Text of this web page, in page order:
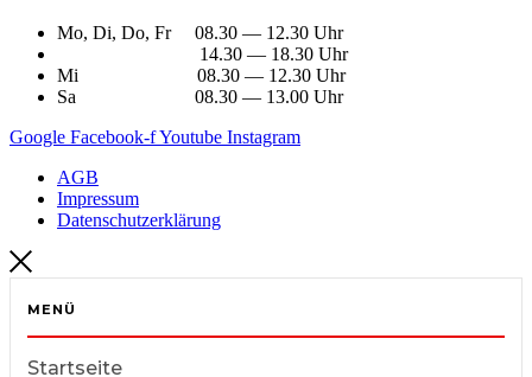
Mo, Di, Do, Fr 08.30 — 12.30 Uhr
14.30 — 18.30 Uhr
Mi 08.30 — 12.30 Uhr
Sa 08.30 — 13.00 Uhr
Google Facebook-fYoutube Instagram
AGB
Impressum
Datenschutzerklärung
MENÜ
Startseite